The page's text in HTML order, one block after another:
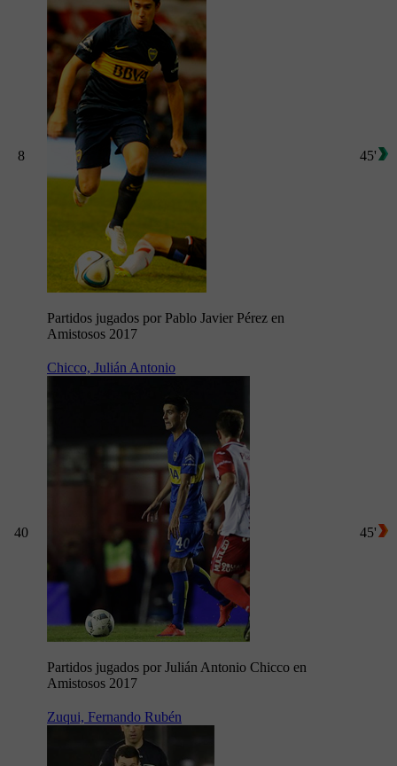
8
Partidos jugados por Pablo Javier Pérez en
Amistosos 2017
45'
40
Chicco, Julián Antonio
Partidos jugados por Julián Antonio Chicco en
Amistosos 2017
45'
Zuqui, Fernando Rubén